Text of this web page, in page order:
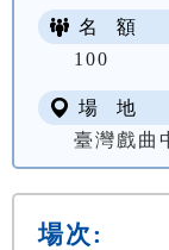
名 額
100
場 地
臺灣戲曲
場次: